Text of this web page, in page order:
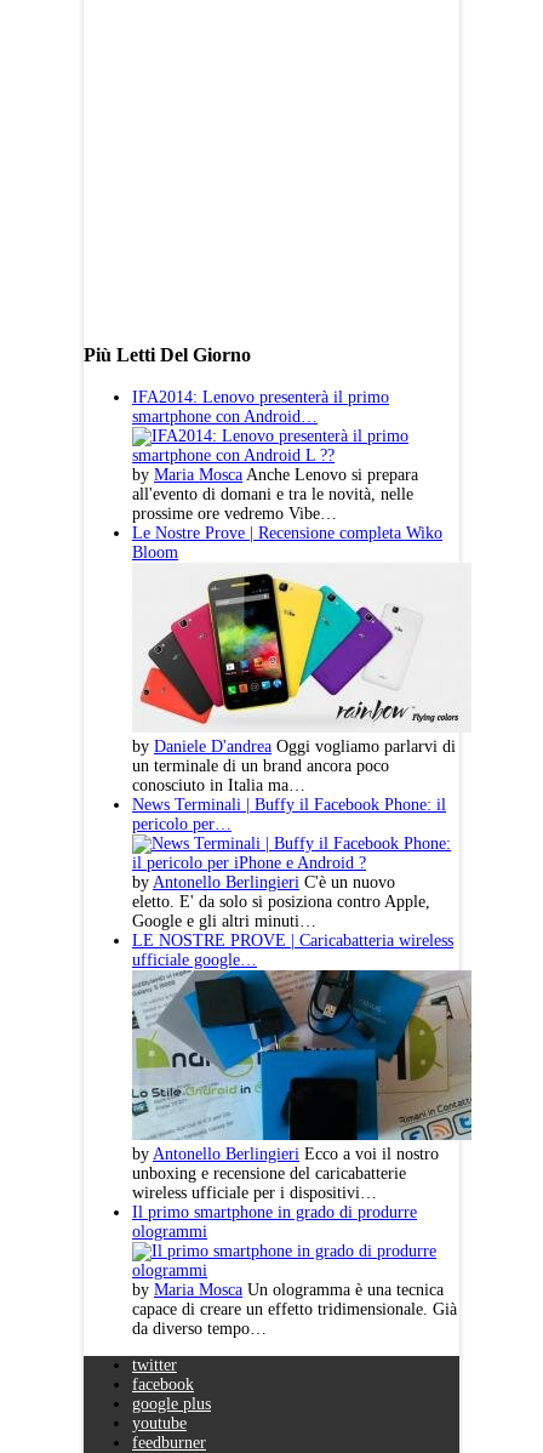
Più Letti Del Giorno
IFA2014: Lenovo presenterà il primo
smartphone con Android…
by Maria Mosca Anche Lenovo si prepara
all'evento di domani e tra le novità, nelle
prossime ore vedremo Vibe…
Le Nostre Prove | Recensione completa Wiko
Bloom
by Daniele D'andrea Oggi vogliamo parlarvi di
un terminale di un brand ancora poco
conosciuto in Italia ma…
News Terminali | Buffy il Facebook Phone: il
pericolo per…
by Antonello Berlingieri C'è un nuovo
eletto. E' da solo si posiziona contro Apple,
Google e gli altri minuti…
LE NOSTRE PROVE | Caricabatteria wireless
ufficiale google…
by Antonello Berlingieri Ecco a voi il nostro
unboxing e recensione del caricabatterie
wireless ufficiale per i dispositivi…
Il primo smartphone in grado di produrre
ologrammi
by Maria Mosca Un ologramma è una tecnica
capace di creare un effetto tridimensionale. Già
da diverso tempo…
twitter
facebook
google plus
youtube
feedburner